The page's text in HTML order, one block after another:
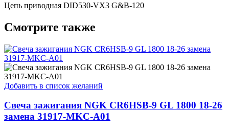
Цепь приводная DID530-VX3 G&B-120
Смотрите также
Добавить в список желаний
Свеча зажигания NGK CR6HSB-9 GL 1800 18-26
замена 31917-MKC-A01